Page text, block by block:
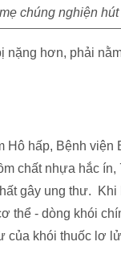
chúng nghiện
hơn, phải
Hô hấp, Bệnh
chất nhựa hắc
gây ung thư.
thể - dòng khói
của khói thuốc lơ